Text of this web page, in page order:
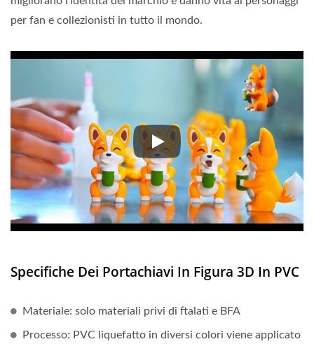
per fan e collezionisti in tutto il mondo.
La produzione di portachiavi e
Specifiche Dei Portachiavi In Figura 3D In PVC
Materiale: solo materiali privi di ftalati e BFA
Processo: PVC liquefatto in diversi colori viene applicato